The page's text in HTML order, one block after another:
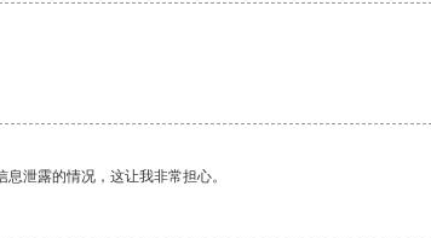
泄露的情况，这让我非常担心。